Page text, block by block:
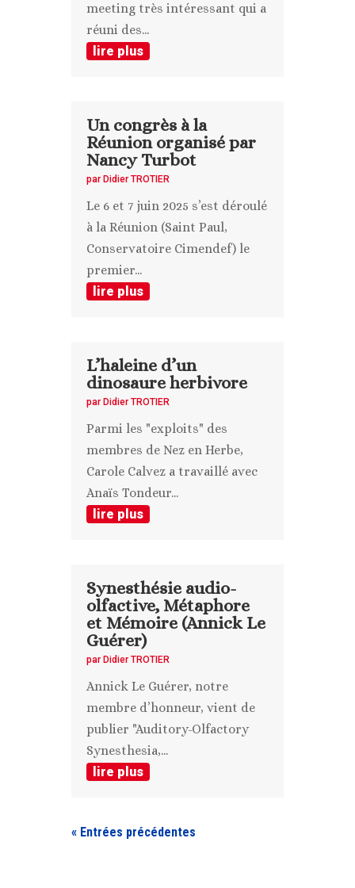
meeting très intéressant qui a
réuni des...
lire plus
Un congrès à la
Réunion organisé par
Nancy Turbot
par Didier TROTIER
Le 6 et 7 juin 2025 s’est déroulé
à la Réunion (Saint Paul,
Conservatoire Cimendef) le
premier...
lire plus
L’haleine d’un
dinosaure herbivore
par Didier TROTIER
Parmi les "exploits" des
membres de Nez en Herbe,
Carole Calvez a travaillé avec
Anaïs Tondeur...
lire plus
Synesthésie audio-
olfactive, Métaphore
et Mémoire (Annick Le
Guérer)
par Didier TROTIER
Annick Le Guérer, notre
membre d’honneur, vient de
publier "Auditory-Olfactory
Synesthesia,...
lire plus
« Entrées précédentes